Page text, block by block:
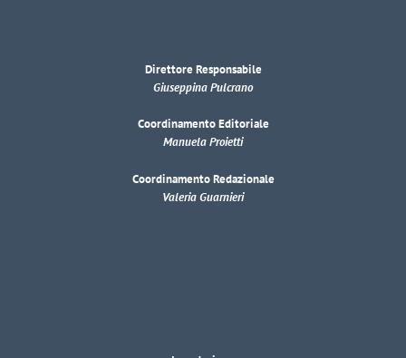
Direttore Responsabile
Giuseppina Pulcrano
Coordinamento Editoriale
Manuela Proietti
Coordinamento Redazionale
Valeria Guarnieri